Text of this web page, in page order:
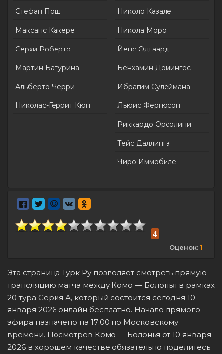
Эта страница Турк Ру позволяет смотреть прямую
трансляцию матча между Комо — Болонья в рамках
20 тура Серия А, который состоится сегодня 10
января 2026 онлайн бесплатно. Начало прямого
эфира назначено на 17:00 по Московскому
времени. Посмотрев Комо — Болонья от 10 января
2026 в хорошем качестве обязательно поделитесь
Стефан Пош
Максанс Какере
Серхи Роберто
Мартин Батурина
Альберто Черри
Николас-Геррит Кюн
Николо Казале
Никола Моро
Йенс Одгаард
Бенхамин Домингес
Ибрагим Сулеймана
Льюис Фергюсон
Риккардо Орсолини
Тейс Даллинга
Чиро Иммобиле
4
Оценок: 1